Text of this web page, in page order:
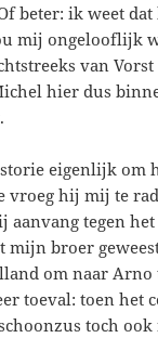
beter: ik weet
mij ongelooflijk
van
hier dus
eigenlijk om
vroeg hij mij te
aanvang tegen
mijn broer
om naar Arno
toeval: toen het
toch ook